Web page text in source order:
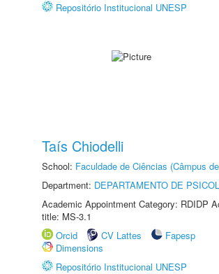
Repositório Institucional UNESP
Taís Chiodelli
School: Faculdade de Ciências (Câmpus
Department: DEPARTAMENTO DE
Academic Appointment Category: RDIDP
title: MS-3.1
Orcid
CV Lattes
Fapesp
Dimensions
Repositório Institucional UNESP